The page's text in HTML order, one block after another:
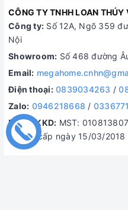
CÔNG TY TNHH LOAN THÚY
Công ty: Số 12A, Ngõ 359
Nội
Showroom: Số 468 đường
Email:
Điện thoại: 0839034263 /
Zalo: 0946218668 /
MST/ĐKKD: MST:
Hà Nội cấp ngày 15/03/2018